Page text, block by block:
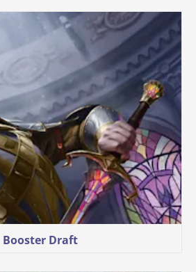
Booster Draft